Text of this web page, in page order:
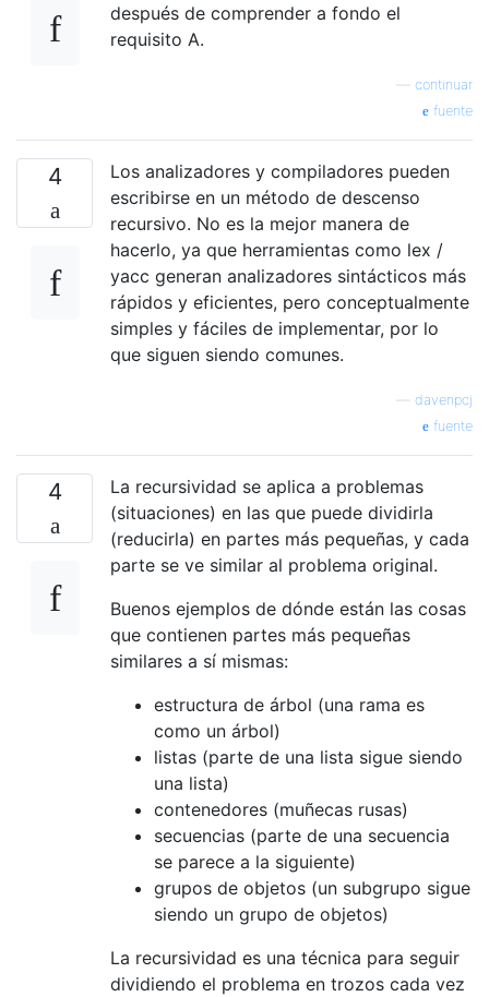
después de comprender a fondo el
requisito A.
continuar
fuente
4
Los analizadores y compiladores pueden
escribirse en un método de descenso
recursivo. No es la mejor manera de
hacerlo, ya que herramientas como lex /
yacc generan analizadores sintácticos más
rápidos y eficientes, pero conceptualmente
simples y fáciles de implementar, por lo
que siguen siendo comunes.
davenpcj
fuente
4
La recursividad se aplica a problemas
(situaciones) en las que puede dividirla
(reducirla) en partes más pequeñas, y cada
parte se ve similar al problema original.
Buenos ejemplos de dónde están las cosas
que contienen partes más pequeñas
similares a sí mismas:
estructura de árbol (una rama es
como un árbol)
listas (parte de una lista sigue siendo
una lista)
contenedores (muñecas rusas)
secuencias (parte de una secuencia
se parece a la siguiente)
grupos de objetos (un subgrupo sigue
siendo un grupo de objetos)
La recursividad es una técnica para seguir
dividiendo el problema en trozos cada vez